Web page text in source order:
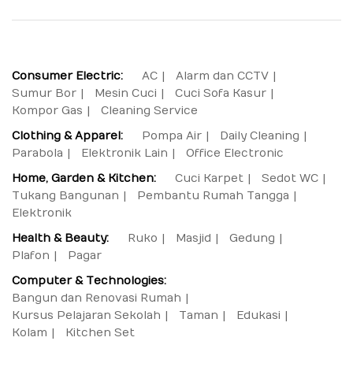
Consumer Electric: AC
Alarm dan CCTV
Sumur Bor
Mesin Cuci
Cuci Sofa Kasur
Kompor Gas
Cleaning Service
Clothing & Apparel:
Pompa Air
Daily Cleaning
Parabola
Elektronik Lain
Office Electronic
Home, Garden & Kitchen:
Cuci Karpet
Sedot WC
Tukang Bangunan
Pembantu Rumah Tangga
Elektronik
Health & Beauty:
Ruko Masjid
Gedung
Plafon
Pagar
Computer & Technologies:
Bangun dan Renovasi Rumah
Kursus Pelajaran Sekolah
Taman
Edukasi
Kolam
Kitchen Set